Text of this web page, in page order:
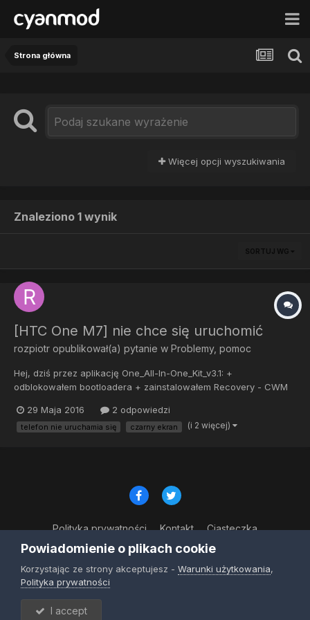
Strona główna
Więcej opcji wyszukiwania
Znaleziono 1 wynik
SORTUJ WG
[HTC One M7] nie chce się uruchomić
rozpiotr opublikował(a) pytanie w Problemy, pomoc
Hej, dziś przez aplikację One_All-In-One_Kit_v3.1: +
odblokowałem bootloadera + zainstalowałem Recovery - CWM
zainstalowałem SuperSU.zip poprzez recovery - install zip from
sdcard i... Po restarcie telefonu (najpierw zap...
29 Maja 2016 2 odpowiedzi
telefon nie uruchamia się czarny ekran (i 2 więcej)
Polityka prywatności Kontakt Ciasteczka
© Copyright 2023
Powered by Invision Community
Powiadomienie o plikach cookie
Korzystając ze strony akceptujesz - Warunki użytkowania,
Polityka prywatności
I accept